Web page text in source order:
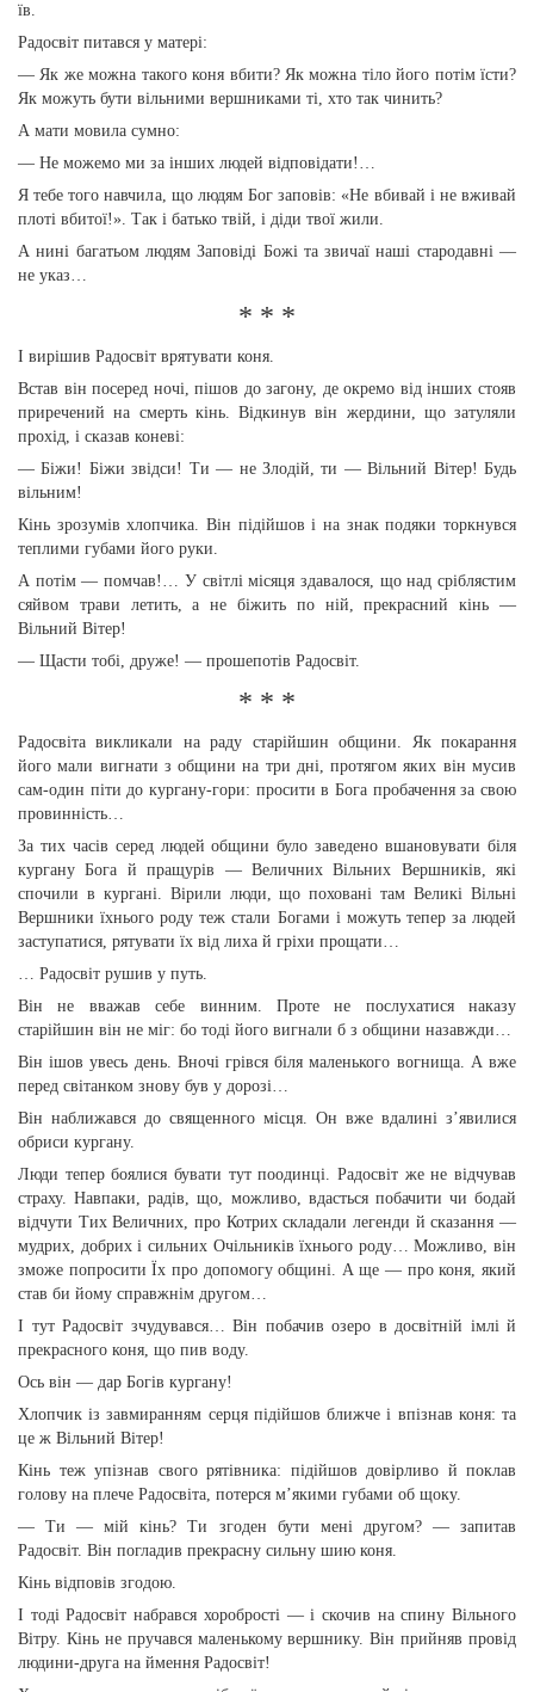
їв.
Радосвіт питався у матері:
— Як же можна такого коня вбити? Як можна тіло його потім їсти?
Як можуть бути вільними вершниками ті, хто так чинить?
А мати мовила сумно:
— Не можемо ми за інших людей відповідати!…
Я тебе того навчила, що людям Бог заповів: «Не вбивай і не вживай
плоті вбитої!». Так і батько твій, і діди твої жили.
А нині багатьом людям Заповіді Божі та звичаї наші стародавні —
не указ…
* * *
І вирішив Радосвіт врятувати коня.
Встав він посеред ночі, пішов до загону, де окремо від інших стояв
приречений на смерть кінь. Відкинув він жердини, що затуляли
прохід, і сказав коневі:
— Біжи! Біжи звідси! Ти — не Злодій, ти — Вільний Вітер! Будь
вільним!
Кінь зрозумів хлопчика. Він підійшов і на знак подяки торкнувся
теплими губами його руки.
А потім — помчав!… У світлі місяця здавалося, що над сріблястим
сяйвом трави летить, а не біжить по ній, прекрасний кінь —
Вільний Вітер!
— Щасти тобі, друже! — прошепотів Радосвіт.
* * *
Радосвіта викликали на раду старійшин общини. Як покарання
його мали вигнати з общини на три дні, протягом яких він мусив
сам-один піти до кургану-гори: просити в Бога пробачення за свою
провинність…
За тих часів серед людей общини було заведено вшановувати біля
кургану Бога й пращурів — Величних Вільних Вершників, які
спочили в кургані. Вірили люди, що поховані там Великі Вільні
Вершники їхнього роду теж стали Богами і можуть тепер за людей
заступатися, рятувати їх від лиха й гріхи прощати…
… Радосвіт рушив у путь.
Він не вважав себе винним. Проте не послухатися наказу
старійшин він не міг: бо тоді його вигнали б з общини назавжди…
Він ішов увесь день. Вночі грівся біля маленького вогнища. А вже
перед світанком знову був у дорозі…
Він наближався до священного місця. Он вже вдалині з’явилися
обриси кургану.
Люди тепер боялися бувати тут поодинці. Радосвіт же не відчував
страху. Навпаки, радів, що, можливо, вдасться побачити чи бодай
відчути Тих Величних, про Котрих складали легенди й сказання —
мудрих, добрих і сильних Очільників їхнього роду… Можливо, він
зможе попросити Їх про допомогу общині. А ще — про коня, який
став би йому справжнім другом…
І тут Радосвіт зчудувався… Він побачив озеро в досвітній імлі й
прекрасного коня, що пив воду.
Ось він — дар Богів кургану!
Хлопчик із завмиранням серця підійшов ближче і впізнав коня: та
це ж Вільний Вітер!
Кінь теж упізнав свого рятівника: підійшов довірливо й поклав
голову на плече Радосвіта, потерся м’якими губами об щоку.
— Ти — мій кінь? Ти згоден бути мені другом? — запитав
Радосвіт. Він погладив прекрасну сильну шию коня.
Кінь відповів згодою.
І тоді Радосвіт набрався хоробрості — і скочив на спину Вільного
Вітру. Кінь не пручався маленькому вершнику. Він прийняв провід
людини-друга на ймення Радосвіт!